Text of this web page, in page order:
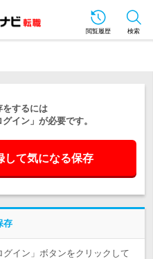
閲覧履歴 検索
をするには
イン」が必要です。
して気になる保存
存
イン」ボタンをクリックして